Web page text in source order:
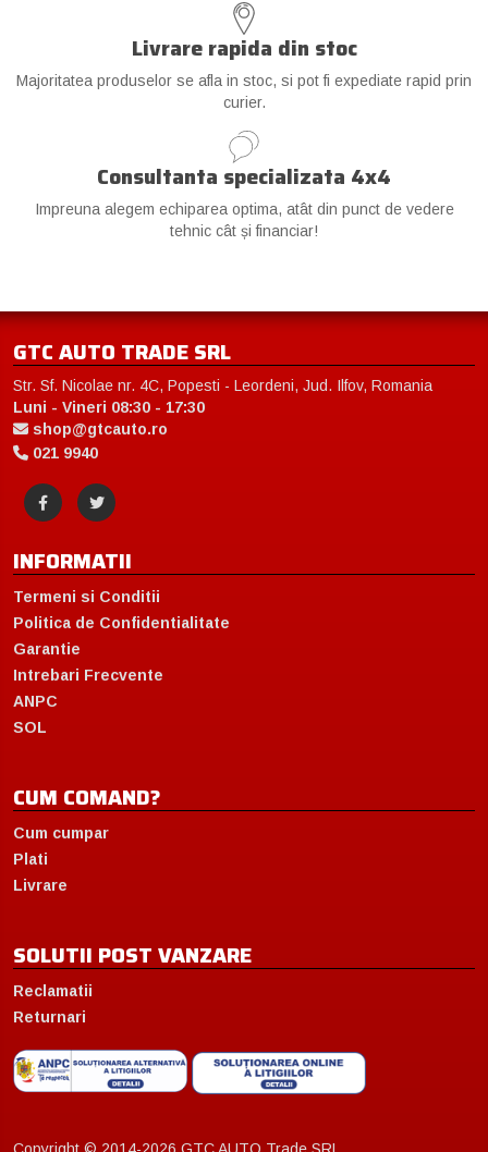
Livrare rapida din stoc
Majoritatea produselor se afla in stoc, si pot fi expediate rapid prin
curier.
Consultanta specializata 4x4
Impreuna alegem echiparea optima, atât din punct de vedere
tehnic cât și financiar!
GTC AUTO TRADE SRL
Str. Sf. Nicolae nr. 4C, Popesti - Leordeni, Jud. Ilfov, Romania
Luni - Vineri 08:30 - 17:30
shop@gtcauto.ro
021 9940
INFORMATII
Termeni si Conditii
Politica de Confidentialitate
Garantie
Intrebari Frecvente
ANPC
SOL
CUM COMAND?
Cum cumpar
Plati
Livrare
SOLUTII POST VANZARE
Reclamatii
Returnari